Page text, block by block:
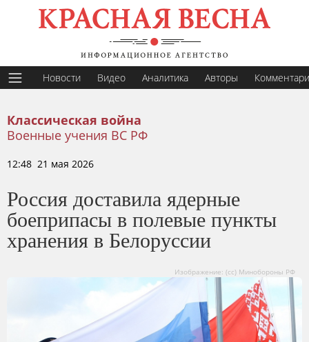
Новости Видео Аналитика Авторы
Классическая война
Военные учения ВС РФ
12:48 21 мая 2026
Россия доставила ядерные
боеприпасы в полевые пункты
хранения в Белоруссии
Изображение: (cc) Минобороны РФ